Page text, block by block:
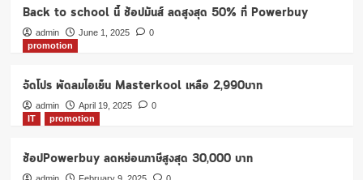
Back to school นี้ ช้อปมันส์ ลดสูงสุด 50% ที่ Powerbuy
admin June 1, 2025
0
promotion
จัดโปร พัดลมไอเย็น Masterkool เหลือ 2,990บาท
admin April 19, 2025
0
IT
promotion
ช้อปPowerbuy ลดหย่อนภาษีสูงสุด 30,000 บาท